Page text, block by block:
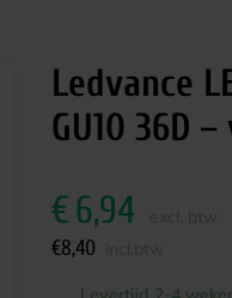
Ledvance
GU10 36D
€6,94
€8,40